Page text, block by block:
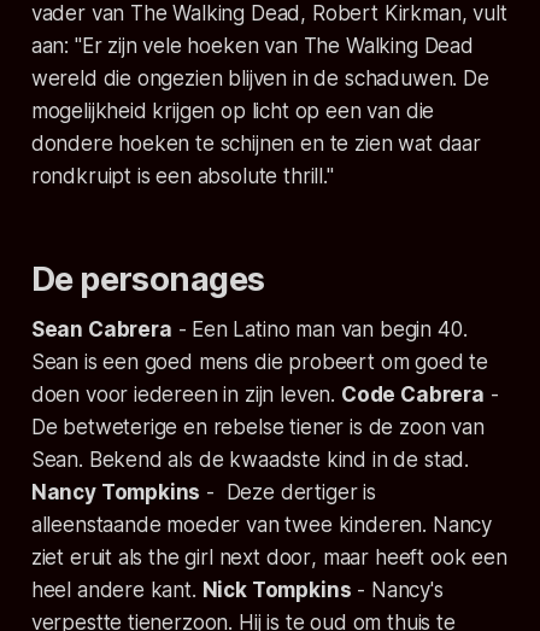
vader van The Walking Dead, Robert Kirkman, vult
aan: "Er zijn vele hoeken van The Walking Dead
wereld die ongezien blijven in de schaduwen. De
mogelijkheid krijgen op licht op een van die
dondere hoeken te schijnen en te zien wat daar
rondkruipt is een absolute thrill ."
De personages
Sean Cabrera - Een Latino man van begin 40.
Sean is een goed mens die probeert om goed te
doen voor iedereen in zijn leven. Code Cabrera -
De betweterige en rebelse tiener is de zoon van
Sean. Bekend als de kwaadste kind in de stad.
Nancy Tompkins - Deze dertiger is
alleenstaande moeder van twee kinderen. Nancy
ziet eruit alsthe girl next door, maar heeft ook een
heel andere kant. Nick Tompkins - Nancy's
verpestte tienerzoon. Hij is te oud om thuis te